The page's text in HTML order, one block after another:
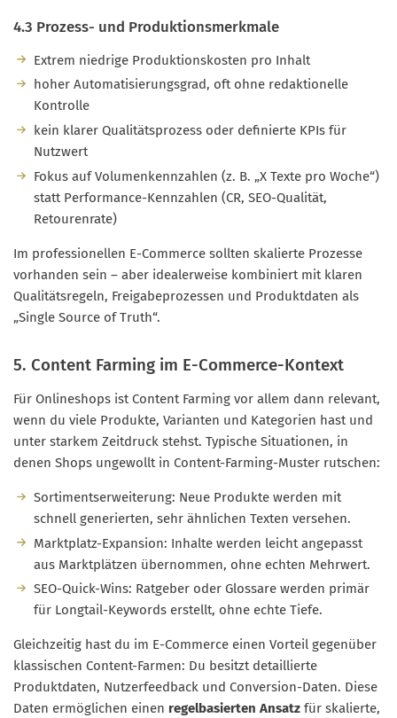
4.3 Prozess- und Produktionsmerkmale
Extrem niedrige Produktionskosten pro Inhalt
hoher Automatisierungsgrad, oft ohne redaktionelle
Kontrolle
kein klarer Qualitätsprozess oder definierte KPIs für
Nutzwert
Fokus auf Volumenkennzahlen (z. B. „X Texte pro Woche“)
statt Performance-Kennzahlen (CR, SEO-Qualität,
Retourenrate)
Im professionellen E-Commerce sollten skalierte Prozesse
vorhanden sein – aber idealerweise kombiniert mit klaren
Qualitätsregeln, Freigabeprozessen und Produktdaten als
„Single Source of Truth“.
5. Content Farming im E-Commerce-Kontext
Für Onlineshops ist Content Farming vor allem dann relevant,
wenn du viele Produkte, Varianten und Kategorien hast und
unter starkem Zeitdruck stehst. Typische Situationen, in
denen Shops ungewollt in Content-Farming-Muster rutschen:
Sortimentserweiterung: Neue Produkte werden mit
schnell generierten, sehr ähnlichen Texten versehen.
Marktplatz-Expansion: Inhalte werden leicht angepasst
aus Marktplätzen übernommen, ohne echten Mehrwert.
SEO-Quick-Wins: Ratgeber oder Glossare werden primär
für Longtail-Keywords erstellt, ohne echte Tiefe.
Gleichzeitig hast du im E-Commerce einen Vorteil gegenüber
klassischen Content-Farmen: Du besitzt detaillierte
Produktdaten, Nutzerfeedback und Conversion-Daten. Diese
Daten ermöglichen einen regelbasierten Ansatz für skalierte,